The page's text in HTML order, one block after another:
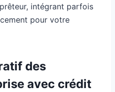
intégrant parfois
pour votre
des
avec crédit